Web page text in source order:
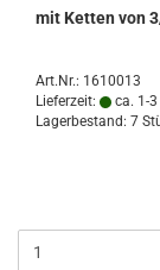
mit Ketten von
Art.Nr.: 1610013
Lieferzeit:
ca. 1-3
Lagerbestand: 7